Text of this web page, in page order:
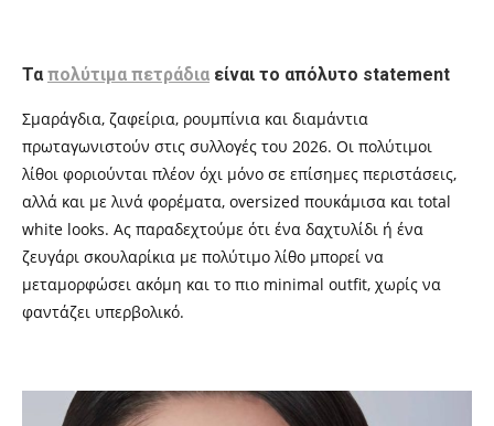
Ταπολύτιμα πετράδια είναι το απόλυτο statement
Σμαράγδια, ζαφείρια, ρουμπίνια και διαμάντια
πρωταγωνιστούν στις συλλογές του 2026. Οι πολύτιμοι
λίθοι φοριούνται πλέον όχι μόνο σε επίσημες περιστάσεις,
αλλά και με λινά φορέματα, oversized πουκάμισα και total
white looks. Ας παραδεχτούμε ότι ένα δαχτυλίδι ή ένα
ζευγάρι σκουλαρίκια με πολύτιμο λίθο μπορεί να
μεταμορφώσει ακόμη και το πιο minimal outfit, χωρίς να
φαντάζει υπερβολικό.